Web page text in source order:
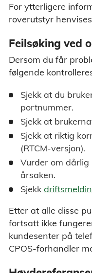
For ytterligere
roverutstyr
Feilsøking ved
Dersom du får
følgende
Sjekk at du
portnummer.
Sjekk at
Sjekk at riktig
(RTCM-versjon).
Vurder om
årsaken.
Sjekk
Etter at alle disse
fortsatt ikke
kundesenter på
CPOS-forhandler